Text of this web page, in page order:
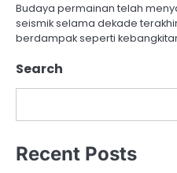
Budaya permainan telah
seismik selama dekade
berdampak seperti
Search
Recent Posts